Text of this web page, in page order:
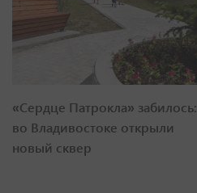
«Сердце Патрокла» забилось:
во Владивостоке открыли
новый сквер